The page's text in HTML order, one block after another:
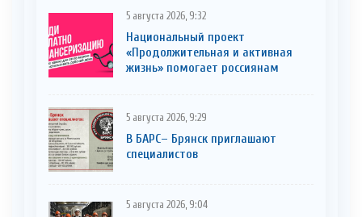
5 августа 2026, 9:32
Национальный проект
«Продолжительная и активная
жизнь» помогает россиянам
5 августа 2026, 9:29
В БАРС– Брянcк приглaшают
cпециaлистoв
5 августа 2026, 9:04